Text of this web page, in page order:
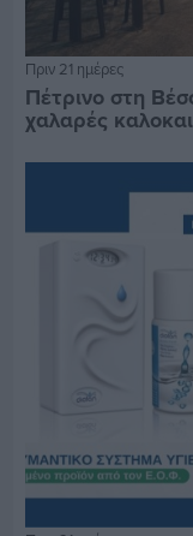
Πριν 21 ημέρες
Πέτρινο στη
χαλαρές